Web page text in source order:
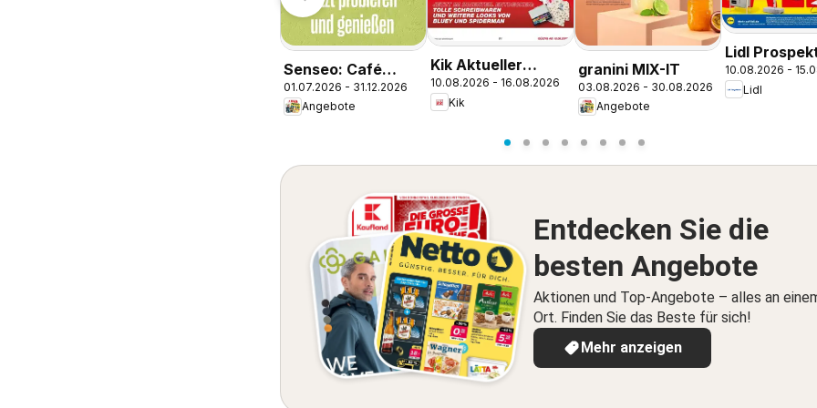
Senseo: Café
Latte Dubai
Chocolate Style
01.07.2026 - 31.12.2026
Angebote
Kik Aktueller
Prospekt
10.08.2026 - 16.08.2026
Kik
granini MIX-IT
03.08.2026 - 30.08.2026
Angebote
Lidl
10.08.2026 -
Lidl
Entdecken Sie die
besten Angebote
Aktionen und Top-Angebote – alles an
Ort. Finden Sie das Beste für sich!
Mehr anzeigen